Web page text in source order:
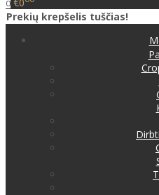
0
Prekių krepšelis tuščias!